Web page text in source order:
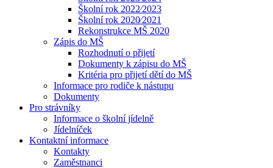
Školní rok 2022⁄2023
Školní rok 2020⁄2021
Rekonstrukce MŠ 2020
Zápis do MŠ
Rozhodnutí o přijetí
Dokumenty k zápisu do MŠ
Kritéria pro přijetí dětí do MŠ
Informace pro rodiče k nástupu
Dokumenty
Pro strávníky
Informace o školní jídelně
Jídelníček
Kontaktní informace
Kontakty
Zaměstnanci